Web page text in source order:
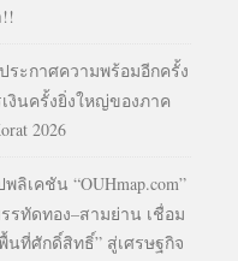
!!
ระกาศความพร้อมอีกครั้ง
งินครั้งยิ่งใหญ่ของภาค
2026
เคชัน “OUHmap.com”
รทัดทอง–สามย่าน เชื่อม
นที่ศักดิ์สิทธิ์” สู่เศรษฐกิจ